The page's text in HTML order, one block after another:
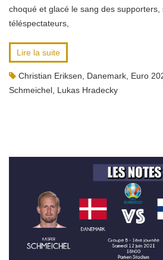
choqué et glacé le sang des supporters,
téléspectateurs,
Lire la suite
Christian Eriksen Danemark Euro
Schmeichel Lukas Hradecky